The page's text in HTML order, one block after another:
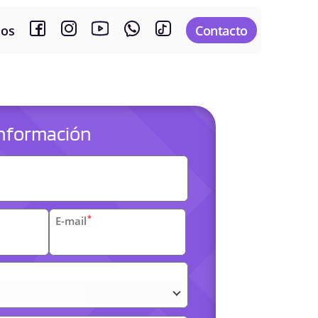
Contacto
E-mail*